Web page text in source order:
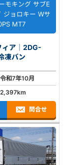
モキング サブE
ジョロキー Wサ
MT7
ィア｜2DG-
｜ 冷凍バン
令和7年10月
2,397km
問合せ